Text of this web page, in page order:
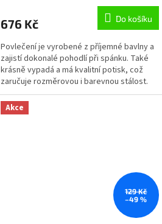
676 Kč Do košíku
Povlečení je vyrobené z příjemné bavlny a
zajistí dokonalé pohodlí při spánku. Také
krásně vypadá a má kvalitní potisk, což
zaručuje rozměrovou i barevnou stálost.
Aby povlečení...
Akce
129 Kč
–49 %